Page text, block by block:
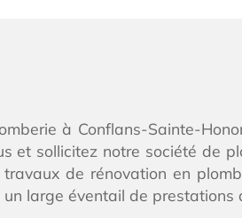
à Conflans-Sainte-
et sollicitez notre société de
de rénovation en
large éventail de prestations